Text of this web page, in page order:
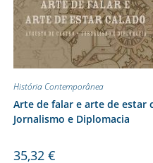
História Contemporânea
Arte de falar e arte de estar
Jornalismo e Diplomacia
35,32 €